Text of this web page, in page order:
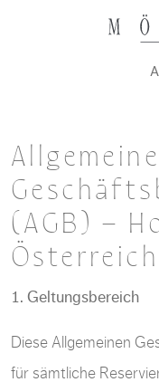
Allgemeine
(AGB) –
Österreich
1. Geltungsbereich
Diese Allgemeinen
für sämtliche